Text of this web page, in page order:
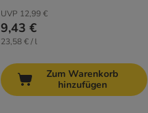
UVP 12,99 €
9,43 €
23,58 € / l
Zum Warenkorb
hinzufügen